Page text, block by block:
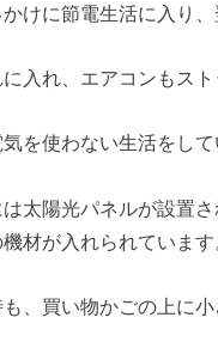
けに節電生活に入り
入れ、エアコンもスト
を使わない生活をして
太陽光パネルが設置
材が入れられています
、買い物かごの上に